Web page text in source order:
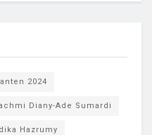
2024
Diany-Ade Sumardi
Hazrumy